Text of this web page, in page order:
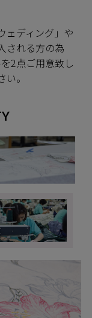
ェディング」や
される方の為
2点ご用意致し
。